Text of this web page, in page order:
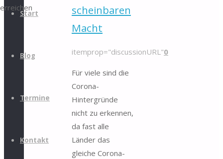
erreichen
Start
Blog
Termine
Kontakt
scheinbaren
Macht
itemprop="discussionURL"0
Für viele sind die
Corona-
Hintergründe
nicht zu erkennen,
da fast alle
Länder das
gleiche Corona-